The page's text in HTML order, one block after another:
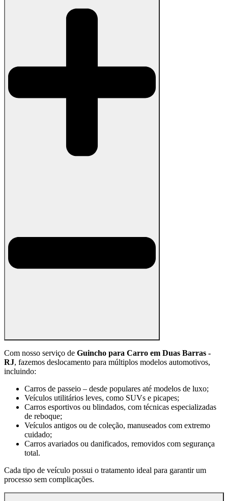
Com nosso serviço de Guincho para Carro em Duas Barras -
RJ, fazemos deslocamento para múltiplos modelos automotivos,
incluindo:
Carros de passeio – desde populares até modelos de luxo;
Veículos utilitários leves, como SUVs e picapes;
Carros esportivos ou blindados, com técnicas especializadas
de reboque;
Veículos antigos ou de coleção, manuseados com extremo
cuidado;
Carros avariados ou danificados, removidos com segurança
total.
Cada tipo de veículo possui o tratamento ideal para garantir um
processo sem complicações.